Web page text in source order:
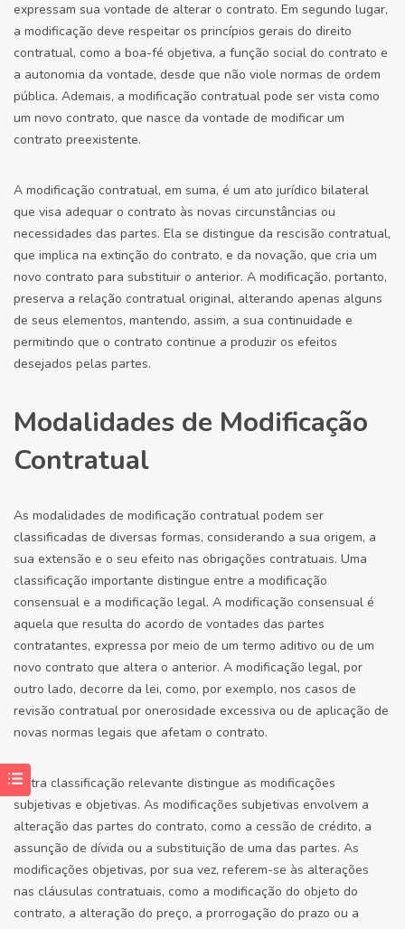
expressam sua vontade de alterar o contrato. Em segundo lugar,
a modificação deve respeitar os princípios gerais do direito
contratual, como a boa-fé objetiva, a função social do contrato e
a autonomia da vontade, desde que não viole normas de ordem
pública. Ademais, a modificação contratual pode ser vista como
um novo contrato, que nasce da vontade de modificar um
contrato preexistente.
A modificação contratual, em suma, é um ato jurídico bilateral
que visa adequar o contrato às novas circunstâncias ou
necessidades das partes. Ela se distingue da rescisão contratual,
que implica na extinção do contrato, e da novação, que cria um
novo contrato para substituir o anterior. A modificação, portanto,
preserva a relação contratual original, alterando apenas alguns
de seus elementos, mantendo, assim, a sua continuidade e
permitindo que o contrato continue a produzir os efeitos
desejados pelas partes.
Modalidades de Modificação
Contratual
As modalidades de modificação contratual podem ser
classificadas de diversas formas, considerando a sua origem, a
sua extensão e o seu efeito nas obrigações contratuais. Uma
classificação importante distingue entre a modificação
consensual e a modificação legal. A modificação consensual é
aquela que resulta do acordo de vontades das partes
contratantes, expressa por meio de um termo aditivo ou de um
novo contrato que altera o anterior. A modificação legal, por
outro lado, decorre da lei, como, por exemplo, nos casos de
revisão contratual por onerosidade excessiva ou de aplicação de
novas normas legais que afetam o contrato.
Outra classificação relevante distingue as modificações
subjetivas e objetivas. As modificações subjetivas envolvem a
alteração das partes do contrato, como a cessão de crédito, a
assunção de dívida ou a substituição de uma das partes. As
modificações objetivas, por sua vez, referem-se às alterações
nas cláusulas contratuais, como a modificação do objeto do
contrato, a alteração do preço, a prorrogação do prazo ou a